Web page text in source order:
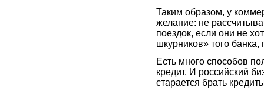
Таким образом, у
желание: не
поездок, если они не
шкурников» того банка,
Есть много способов
кредит. И российский
старается брать